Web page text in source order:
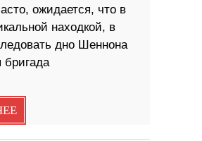
ожидается, что в
находкой, в
дно Шеннона
бригада